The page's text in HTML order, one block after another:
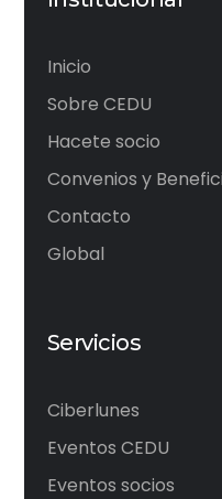
Inicio
Sobre CEDU
Hacete socio
Convenios y
Contacto
Global
Servicios
Ciberlunes
Eventos CEDU
Eventos socios